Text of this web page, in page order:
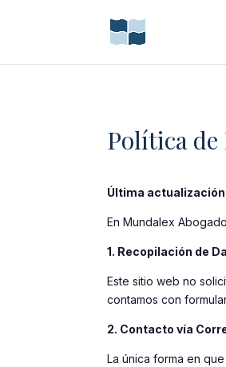
Política
Última
En Mundalex
1. Recopilación de
Este sitio web no
contamos con
2. Contacto vía
La única forma en